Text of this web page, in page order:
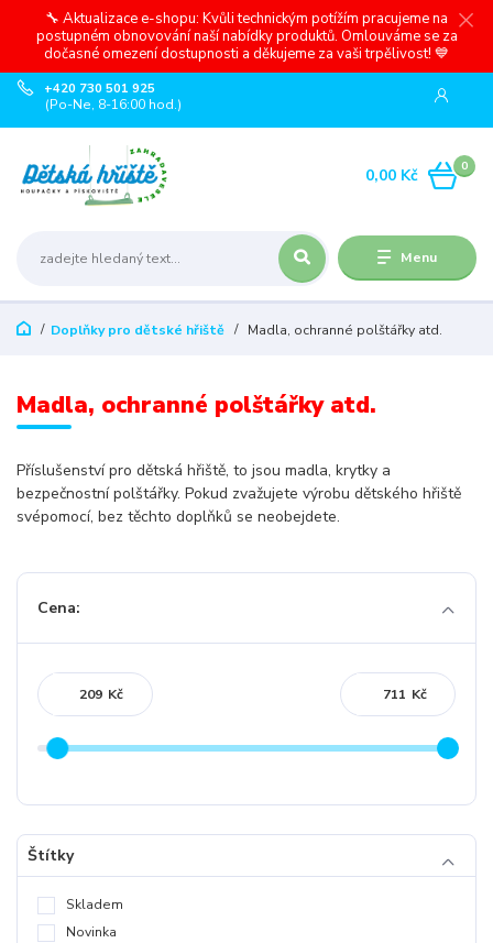
🔧 Aktualizace e-shopu: Kvůli technickým potížím pracujeme na
postupném obnovování naší nabídky produktů. Omlouváme se za
dočasné omezení dostupnosti a děkujeme za vaši trpělivost! 💙
Menu
+420 730 501 925
(Po-Ne, 8-16:00 hod.)
0
0,00 Kč
Doplňky pro dětské hřiště Madla, ochranné polštářky atd.
Madla, ochranné polštářky atd.
Příslušenství pro dětská hřiště, to jsou madla, krytky a
bezpečnostní polštářky. Pokud zvažujete výrobu dětského hřiště
svépomocí, bez těchto doplňků se neobejdete.
Cena:
Kč Kč
Štítky
Skladem
Novinka